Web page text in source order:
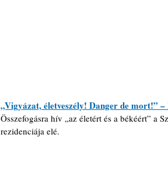
„Vigyázat, életveszély! Danger de mort!”
Összefogásra hív „az életért és a békéért” a
rezidenciája elé.